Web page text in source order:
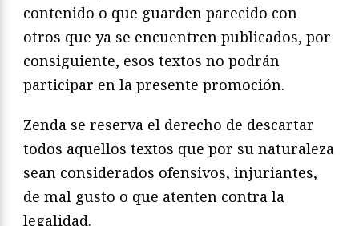
contenido o que guarden parecido con
otros que ya se encuentren publicados, por
consiguiente, esos textos no podrán
participar en la presente promoción.
Zenda se reserva el derecho de descartar
todos aquellos textos que por su naturaleza
sean considerados ofensivos, injuriantes,
de mal gusto o que atenten contra la
legalidad.